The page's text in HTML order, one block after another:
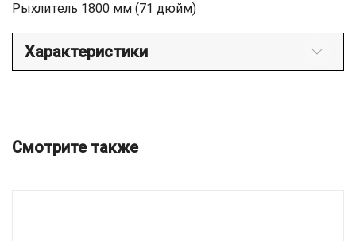
Рыхлитель 1800 мм (71 дюйм)
Характеристики
Смотрите также